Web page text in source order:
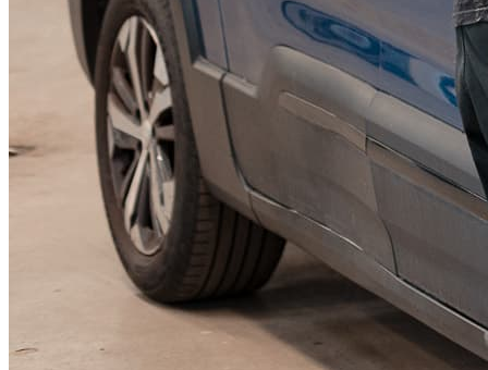
KGM Pickups
Fordonstyp
PickupTransportbilPersonbil
Visa alla fordon